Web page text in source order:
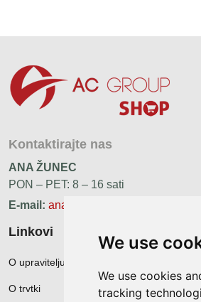
We use
We use cookies
tracking
Kontaktirajte nas
ANA ŽUNEC
PON – PET: 8 – 16 sati
E-mail: ana.zunec@ac-group.hr
Linkovi
O upravitelju web portala
O trvtki